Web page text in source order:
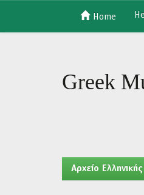
Home
Greek
Aρχείο